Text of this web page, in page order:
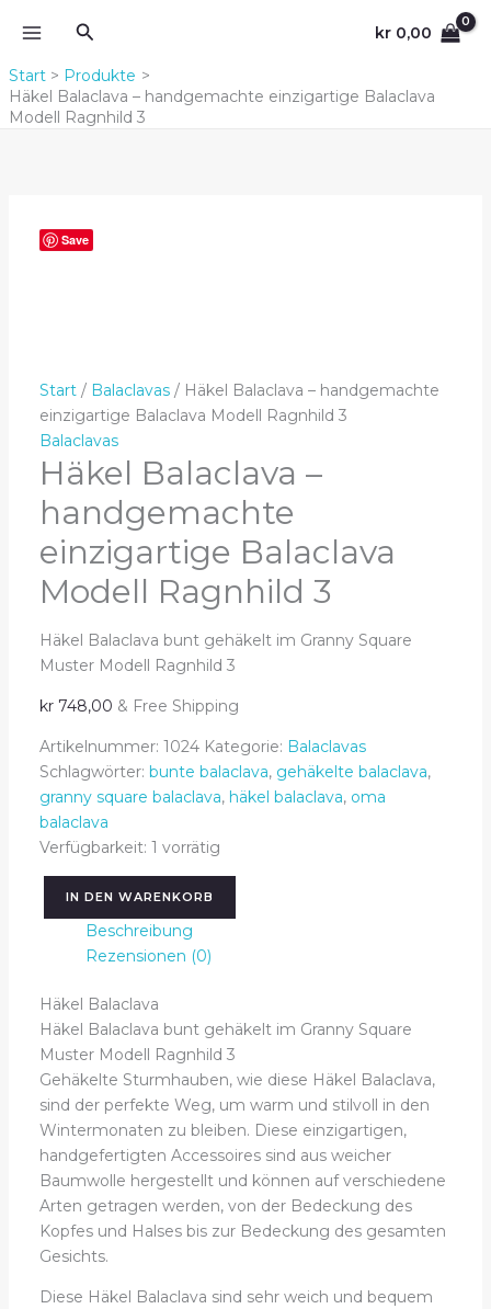
Inhalt
Suchen kr 0,00
Start
Produkte
Häkel Balaclava – handgemachte einzigartige Balaclava
Modell Ragnhild 3
Save
Start/ Balaclavas/ Häkel Balaclava – handgemachte
einzigartige Balaclava Modell Ragnhild 3
Balaclavas
Häkel Balaclava –
handgemachte
einzigartige Balaclava
Modell Ragnhild 3
Häkel Balaclava bunt gehäkelt im Granny Square
Muster Modell Ragnhild 3
kr748,00 & Free Shipping
Artikelnummer: 1024 Kategorie: Balaclavas
Schlagwörter: bunte balaclava, gehäkelte balaclava,
granny square balaclava, häkel balaclava, oma
balaclava
Verfügbarkeit: 1 vorrätig
Balaclava
einzigartige
Balaclava
Modell
Ragnhild
3
Menge
IN DEN WARENKORB
Beschreibung
Rezensionen (0)
Häkel Balaclava
Häkel Balaclava bunt gehäkelt im Granny Square
Muster Modell Ragnhild 3
Gehäkelte Sturmhauben, wie diese Häkel Balaclava,
sind der perfekte Weg, um warm und stilvoll in den
Wintermonaten zu bleiben. Diese einzigartigen,
handgefertigten Accessoires sind aus weicher
Baumwolle hergestellt und können auf verschiedene
Arten getragen werden, von der Bedeckung des
Kopfes und Halses bis zur Bedeckung des gesamten
Gesichts.
Diese Häkel Balaclava sind sehr weich und bequem